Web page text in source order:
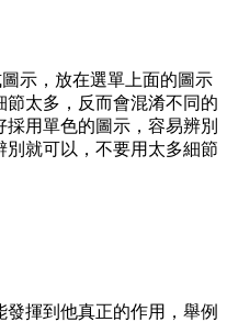
示，放在選單上面的圖示
太多，反而會混淆不同的
用單色的圖示，容易辨別
就可以，不要用太多細節
揮到他真正的作用，舉例